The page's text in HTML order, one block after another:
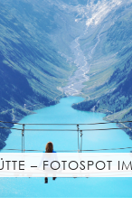
– FOTOSPOT